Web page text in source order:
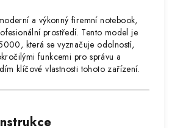
a výkonný firemní notebook,
prostředí. Tento model je
která se vyznačuje odolností,
funkcemi pro správu a
klíčové vlastnosti tohoto zařízení.